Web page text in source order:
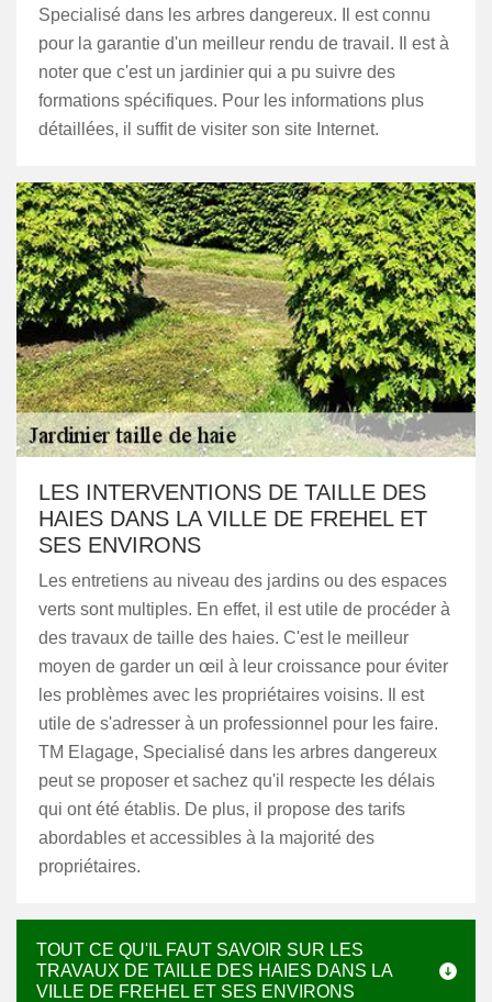
Specialisé dans les arbres dangereux. Il est connu
pour la garantie d'un meilleur rendu de travail. Il est à
noter que c'est un jardinier qui a pu suivre des
formations spécifiques. Pour les informations plus
détaillées, il suffit de visiter son site Internet.
LES INTERVENTIONS DE TAILLE DES
HAIES DANS LA VILLE DE FREHEL ET
SES ENVIRONS
Les entretiens au niveau des jardins ou des espaces
verts sont multiples. En effet, il est utile de procéder à
des travaux de taille des haies. C'est le meilleur
moyen de garder un œil à leur croissance pour éviter
les problèmes avec les propriétaires voisins. Il est
utile de s'adresser à un professionnel pour les faire.
TM Elagage, Specialisé dans les arbres dangereux
peut se proposer et sachez qu'il respecte les délais
qui ont été établis. De plus, il propose des tarifs
abordables et accessibles à la majorité des
propriétaires.
TOUT CE QU'IL FAUT SAVOIR SUR LES
TRAVAUX DE TAILLE DES HAIES DANS LA
VILLE DE FREHEL ET SES ENVIRONS